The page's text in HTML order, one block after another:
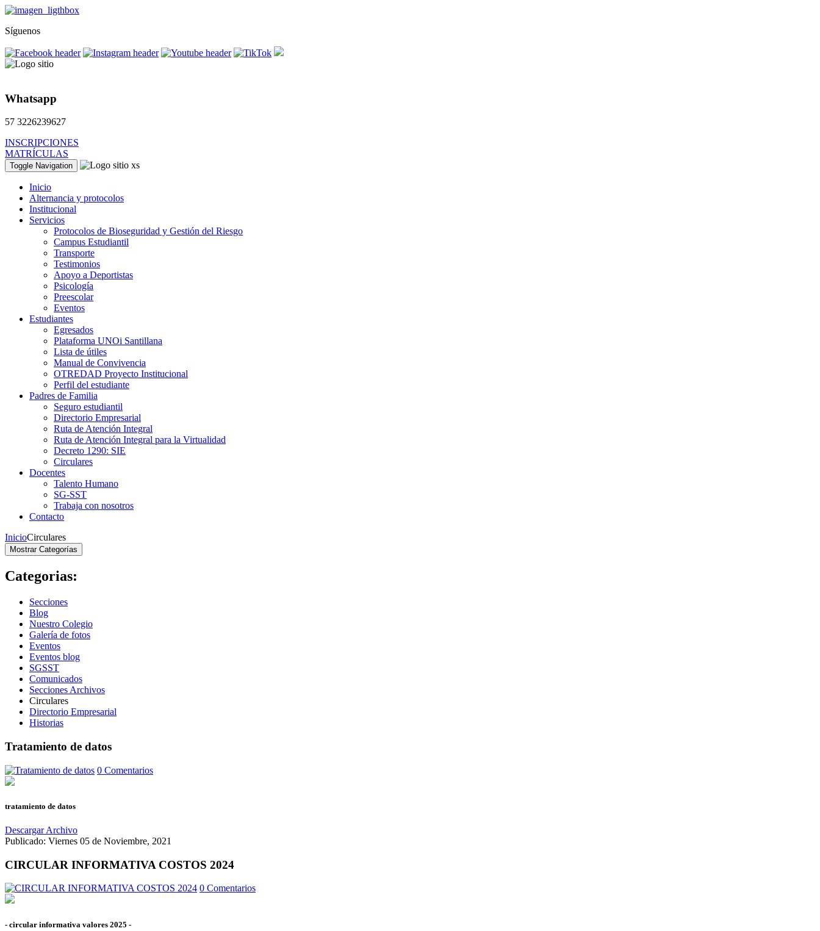
Síguenos
Whatsapp
57 3226239627
INSCRIPCIONES
MATRÍCULAS
Toggle Navigation
Inicio
Alternancia y protocolos
Institucional
Servicios
Protocolos de Bioseguridad y Gestión del Riesgo
Campus Estudiantil
Transporte
Testimonios
Apoyo a Deportistas
Psicología
Preescolar
Eventos
Estudiantes
Egresados
Plataforma UNOi Santillana
Lista de útiles
Manual de Convivencia
OTREDAD Proyecto Institucional
Perfil del estudiante
Padres de Familia
Seguro estudiantil
Directorio Empresarial
Ruta de Atención Integral
Ruta de Atención Integral para la Virtualidad
Decreto 1290: SIE
Circulares
Docentes
Talento Humano
SG-SST
Trabaja con nosotros
Contacto
InicioCirculares
Mostrar Categorías
Categorias:
Secciones
Blog
Nuestro Colegio
Galería de fotos
Eventos
Eventos blog
SGSST
Comunicados
Secciones Archivos
Circulares
Directorio Empresarial
Historias
Tratamiento de datos
0 Comentarios
tratamiento de datos
Descargar Archivo
Publicado: Viernes 05 de Noviembre, 2021
CIRCULAR INFORMATIVA COSTOS 2024
0 Comentarios
- circular informativa valores 2025 -